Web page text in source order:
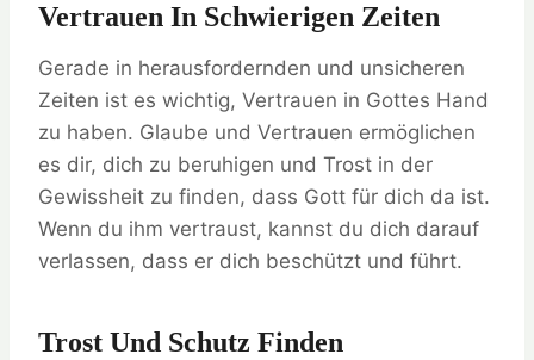
Vertrauen In Schwierigen Zeiten
Gerade in herausfordernden und unsicheren
Zeiten ist es wichtig, Vertrauen in Gottes Hand
zu haben. Glaube und Vertrauen ermöglichen
es dir, dich zu beruhigen und Trost in der
Gewissheit zu finden, dass Gott für dich da ist.
Wenn du ihm vertraust, kannst du dich darauf
verlassen, dass er dich beschützt und führt.
Trost Und Schutz Finden